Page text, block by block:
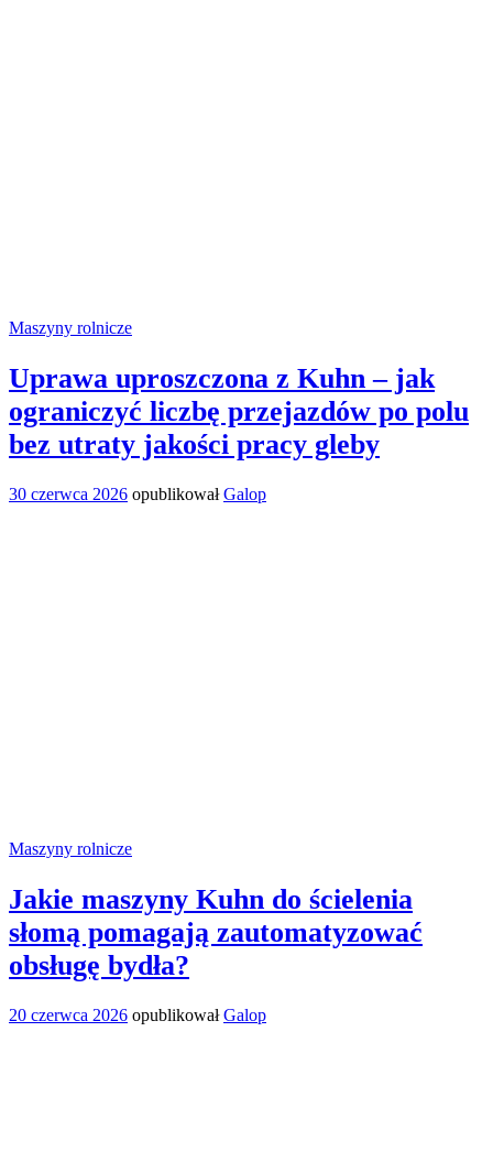
Maszyny rolnicze
Uprawa uproszczona z Kuhn – jak
ograniczyć liczbę przejazdów po polu
bez utraty jakości pracy gleby
30 czerwca 2026 opublikowałGalop
Maszyny rolnicze
Jakie maszyny Kuhn do ścielenia
słomą pomagają zautomatyzować
obsługę bydła?
20 czerwca 2026 opublikowałGalop